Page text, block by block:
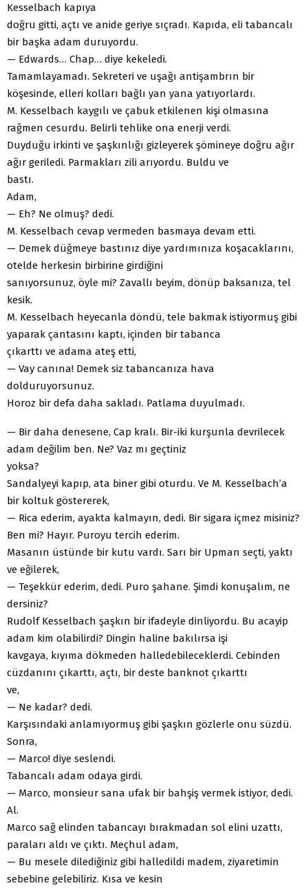
Kesselbach kapıya
doğru gitti, açtı ve anide geriye sıçradı. Kapıda, eli tabancalı
bir başka adam duruyordu.
— Edwards… Chap… diye kekeledi.
Tamamlayamadı. Sekreteri ve uşağı antişambrın bir
köşesinde, elleri kolları bağlı yan yana yatıyorlardı.
M. Kesselbach kaygılı ve çabuk etkilenen kişi olmasına
rağmen cesurdu. Belirli tehlike ona enerji verdi.
Duyduğu irkinti ve şaşkınlığı gizleyerek şömineye doğru ağır
ağır geriledi. Parmakları zili arıyordu. Buldu ve
bastı.
Adam,
— Eh? Ne olmuş? dedi.
M. Kesselbach cevap vermeden basmaya devam etti.
— Demek düğmeye bastınız diye yardımınıza koşacaklarını,
otelde herkesin birbirine girdiğini
sanıyorsunuz, öyle mi? Zavallı beyim, dönüp baksanıza, tel
kesik.
M. Kesselbach heyecanla döndü, tele bakmak istiyormuş gibi
yaparak çantasını kaptı, içinden bir tabanca
çıkarttı ve adama ateş etti,
— Vay canına! Demek siz tabancanıza hava
dolduruyorsunuz.
Horoz bir defa daha sakladı. Patlama duyulmadı.
— Bir daha denesene, Cap kralı. Bir-iki kurşunla devrilecek
adam değilim ben. Ne? Vaz mı geçtiniz
yoksa?
Sandalyeyi kapıp, ata biner gibi oturdu. Ve M. Kesselbach’a
bir koltuk göstererek,
— Rica ederim, ayakta kalmayın, dedi. Bir sigara içmez misiniz?
Ben mi? Hayır. Puroyu tercih ederim.
Masanın üstünde bir kutu vardı. Sarı bir Upman seçti, yaktı
ve eğilerek,
— Teşekkür ederim, dedi. Puro şahane. Şimdi konuşalım, ne
dersiniz?
Rudolf Kesselbach şaşkın bir ifadeyle dinliyordu. Bu acayip
adam kim olabilirdi? Dingin haline bakılırsa işi
kavgaya, kıyıma dökmeden halledebileceklerdi. Cebinden
cüzdanını çıkarttı, açtı, bir deste banknot çıkarttı
ve,
— Ne kadar? dedi.
Karşısındaki anlamıyormuş gibi şaşkın gözlerle onu süzdü.
Sonra,
— Marco! diye seslendi.
Tabancalı adam odaya girdi.
— Marco, monsieur sana ufak bir bahşiş vermek istiyor, dedi.
Al.
Marco sağ elinden tabancayı bırakmadan sol elini uzattı,
paraları aldı ve çıktı. Meçhul adam,
— Bu mesele dilediğiniz gibi halledildi madem, ziyaretimin
sebebine gelebiliriz. Kısa ve kesin